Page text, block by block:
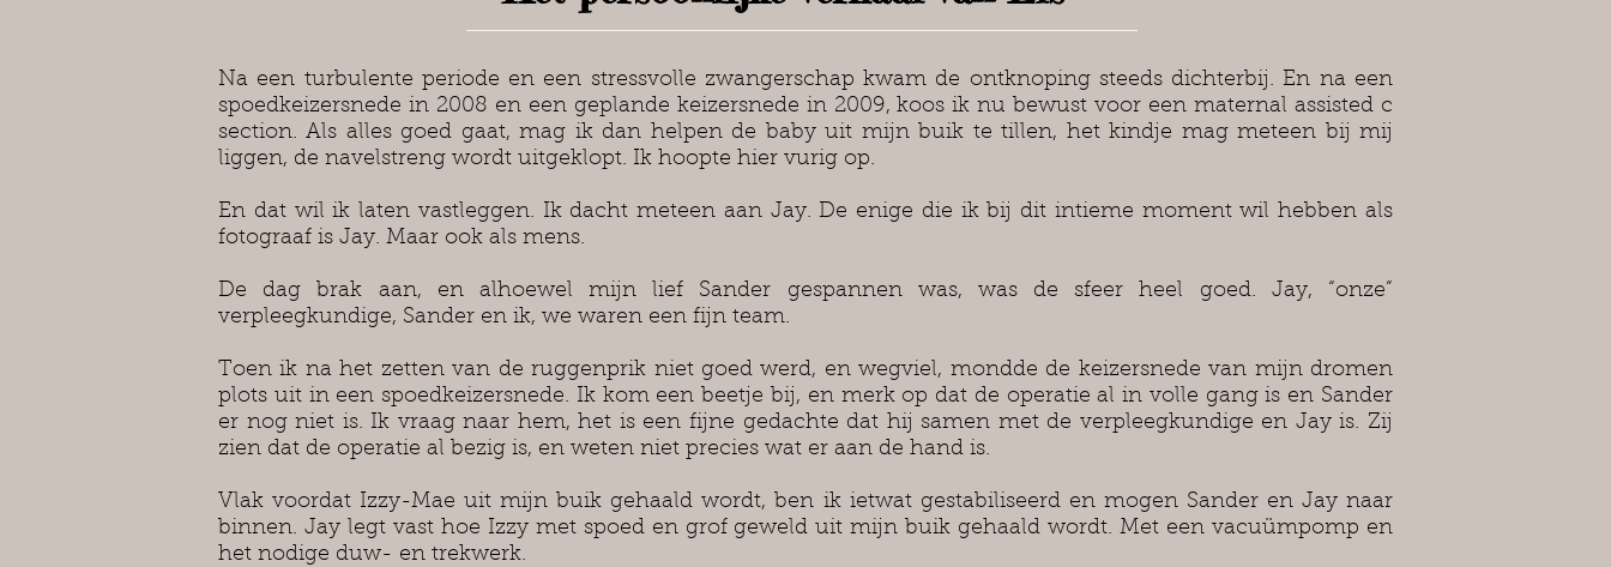
Na een turbulente periode en een stressvolle zwangerschap kwam de ontknoping steeds dichterbij. En na een
spoedkeizersnede in 2008 en een geplande keizersnede in 2009, koos ik nu bewust voor een maternal assisted c
section. Als alles goed gaat, mag ik dan helpen de baby uit mijn buik te tillen, het kindje mag meteen bij mij
liggen, de navelstreng wordt uitgeklopt. Ik hoopte hier vurig op.
En dat wil ik laten vastleggen. Ik dacht meteen aan Jay. De enige die ik bij dit intieme moment wil hebben als
fotograaf is Jay. Maar ook als mens.
De dag brak aan, en alhoewel mijn lief Sander gespannen was, was de sfeer heel goed. Jay, “onze”
verpleegkundige, Sander en ik, we waren een fijn team.
Toen ik na het zetten van de ruggenprik niet goed werd, en wegviel, mondde de keizersnede van mijn dromen
plots uit in een spoedkeizersnede. Ik kom een beetje bij, en merk op dat de operatie al in volle gang is en Sander
er nog niet is. Ik vraag naar hem, het is een fijne gedachte dat hij samen met de verpleegkundige en Jay is. Zij
zien dat de operatie al bezig is, en weten niet precies wat er aan de hand is.
Vlak voordat Izzy-Mae uit mijn buik gehaald wordt, ben ik ietwat gestabiliseerd en mogen Sander en Jay naar
binnen. Jay legt vast hoe Izzy met spoed en grof geweld uit mijn buik gehaald wordt. Met een vacuümpomp en
het nodige duw- en trekwerk.